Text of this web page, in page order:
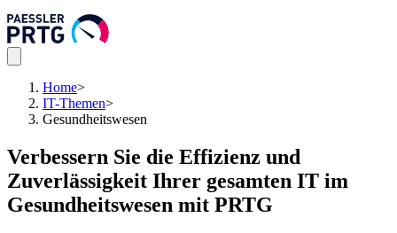
Home>
IT-Themen>
Gesundheitswesen
Verbessern Sie die Effizienz und
Zuverlässigkeit Ihrer gesamten IT im
Gesundheitswesen mit PRTG